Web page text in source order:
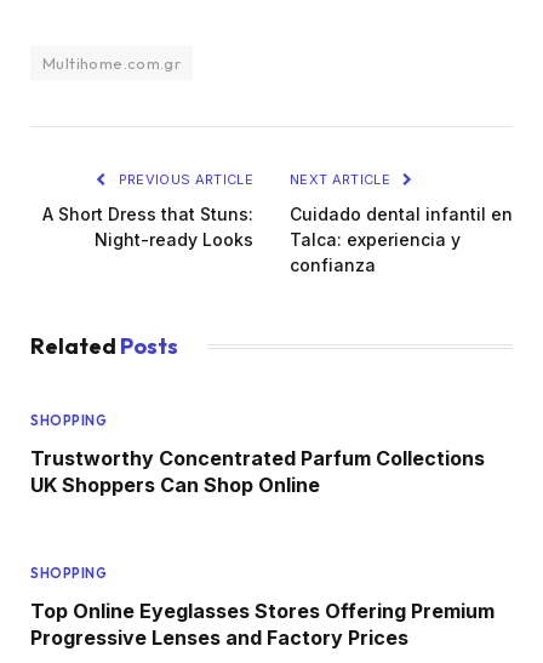
Multihome.com.gr
PREVIOUS ARTICLE
A Short Dress that Stuns:
Night-ready Looks
NEXT ARTICLE
Cuidado dental infantil en
Talca: experiencia y
confianza
Related Posts
SHOPPING
Trustworthy Concentrated Parfum Collections
UK Shoppers Can Shop Online
SHOPPING
Top Online Eyeglasses Stores Offering Premium
Progressive Lenses and Factory Prices